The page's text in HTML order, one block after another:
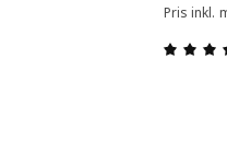
Pris inkl.